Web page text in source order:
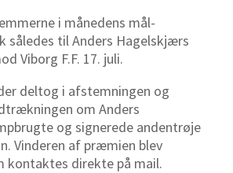
i månedens mål-
således til Anders Hagelskjærs
Viborg F.F. 17. juli.
deltog i afstemningen og
om Anders
og signerede andentrøje
Vinderen af præmien blev
kontaktes direkte på mail.